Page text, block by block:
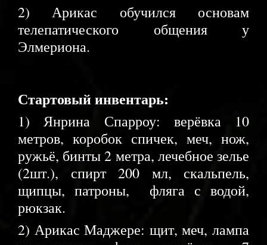
2) Арикас обучился основам
телепатического общения у
Элмериона.
Стартовый инвентарь:
1) Янрина Спарроу: верёвка 10
метров, коробок спичек, меч, нож,
ружьё, бинты 2 метра, лечебное зелье
(2шт.), спирт 200 мл, скальпель,
щипцы, патроны, фляга с водой,
рюкзак.
2) Арикас Маджере: щит, меч, лампа